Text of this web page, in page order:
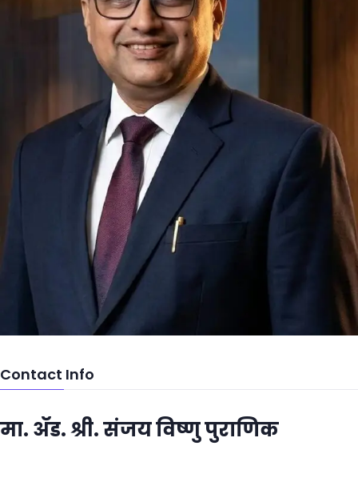
Contact Info
मा. ॲड. श्री. संजय विष्णु पुराणिक